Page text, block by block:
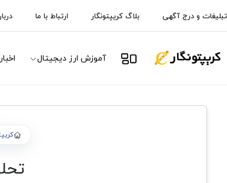
تبلیغات و درج آگهی بلاگ کریپتونگار ارتباط با ما
آموزش ارز دیجیتال اخبار
تحلیل